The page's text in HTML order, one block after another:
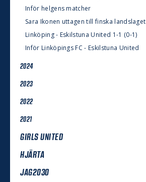
Inför helgens matcher
Sara Ikonen uttagen till finska landslaget
Linköping - Eskilstuna United 1-1 (0-1)
Inför Linköpings FC - Eskilstuna United
2024
2023
2022
2021
GIRLS UNITED
HJÄRTA
JAG2030